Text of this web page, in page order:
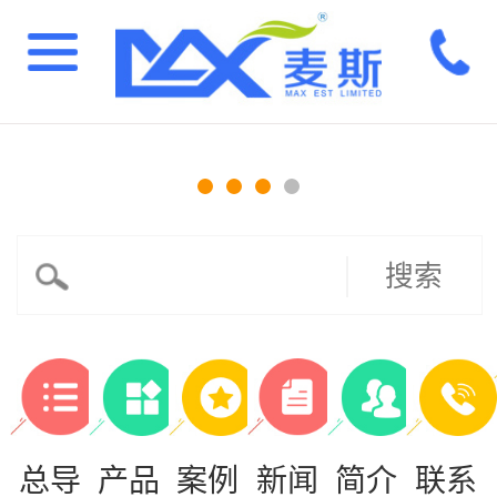
搜索
总导 产品 案例 新闻 简介 联系